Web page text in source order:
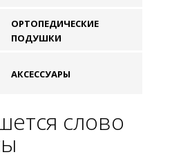
ОРТОПЕДИЧЕСКИЕ
ПОДУШКИ
АКСЕССУАРЫ
слово